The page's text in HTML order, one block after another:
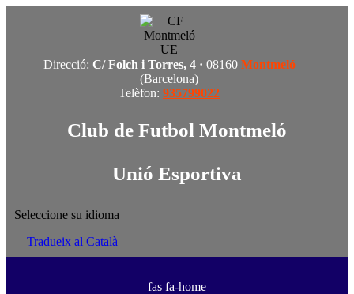
Direcció: C/ Folch i Torres, 4 · 08160 Montmeló
(Barcelona)
Telèfon: 935799022
Club de Futbol Montmeló
Unió Esportiva
Seleccione su idioma
Tradueix al Català
fas fa-home